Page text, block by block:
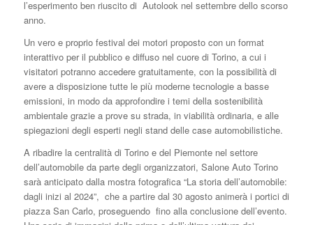
l’esperimento ben riuscito di Autolook nel settembre dello scorso
anno.
Un vero e proprio festival dei motori proposto con un format
interattivo per il pubblico e diffuso nel cuore di Torino, a cui i
visitatori potranno accedere gratuitamente, con la possibilità di
avere a disposizione tutte le più moderne tecnologie a basse
emissioni, in modo da approfondire i temi della sostenibilità
ambientale grazie a prove su strada, in viabilità ordinaria, e alle
spiegazioni degli esperti negli stand delle case automobilistiche.
A ribadire la centralità di Torino e del Piemonte nel settore
dell’automobile da parte degli organizzatori, Salone Auto Torino
sarà anticipato dalla mostra fotografica “La storia dell’automobile:
dagli inizi al 2024”, che a partire dal 30 agosto animerà i portici di
piazza San Carlo, proseguendo fino alla conclusione dell’evento.